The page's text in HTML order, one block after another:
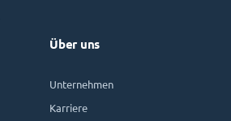
Über uns
Unternehmen
Karriere